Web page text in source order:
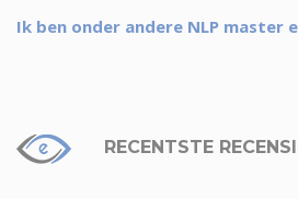
Ik ben onder andere NLP master
RECENTSTE